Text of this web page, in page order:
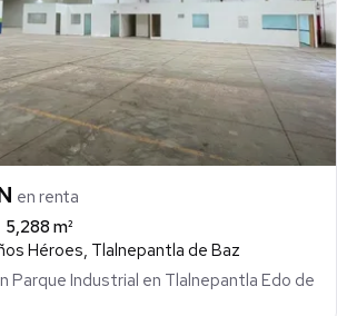
en renta
5,288 m²
Héroes, Tlalnepantla de Baz
Parque Industrial en Tlalnepantla Edo de